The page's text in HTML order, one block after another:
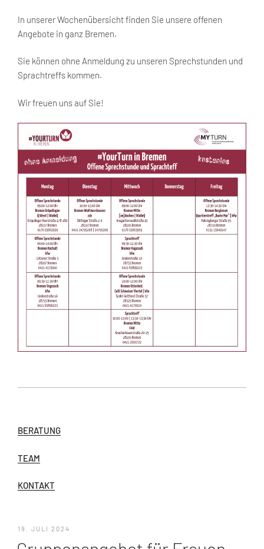
In unserer Wochenübersicht finden Sie unsere offenen
Angebote in ganz Bremen.
Sie können ohne Anmeldung zu unseren Sprechstunden und
Sprachtreffs kommen.
Wir freuen uns auf Sie!
BERATUNG
TEAM
KONTAKT
VERÖFFENTLICHT
19. JULI 2024